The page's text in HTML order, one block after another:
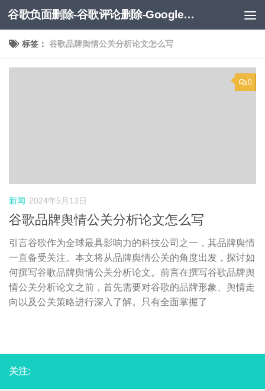
跳至内容 谷歌负面删除-谷歌评论删除-Google负面移除-Google负面评论删除
标签： 谷歌品牌舆情公关分析论文怎么写
0
新闻 2024年5月13日
谷歌品牌舆情公关分析论文怎么写
引言谷歌作为全球最具影响力的科技公司之一，其品牌舆情
一直备受关注。本文将从品牌舆情公关的角度出发，探讨如
何撰写谷歌品牌舆情公关分析论文。前言在撰写谷歌品牌舆
情公关分析论文之前，首先需要对谷歌的品牌形象、舆情走
向以及公关策略进行深入了解。只有全面掌握了
关注: